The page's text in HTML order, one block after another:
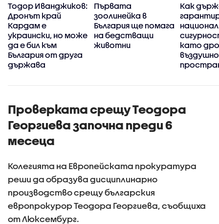
Тодор Иванджиков:
Дронът край
Кардам е
украински, но може
да е бил към
България от друга
държава
Първата
зоолинейка в
България ще помага
на бедстващи
животни
Как
като
Проверката срещу Теодора
Георгиева започна преди 6
месеца
Колегията на Европейската прокуратура
реши да образува дисциплинарно
производство срещу българския
европрокурор Теодора Георгиева, съобщиха
от Люксембург.